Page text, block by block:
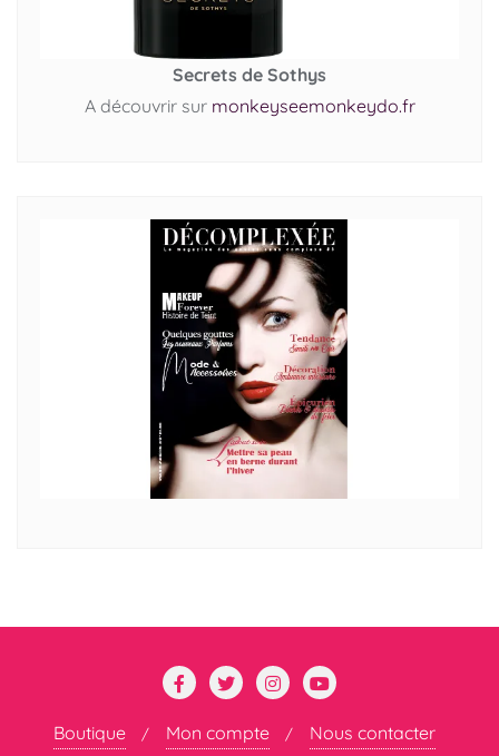
Secrets de Sothys
A découvrir sur monkeyseemonkeydo.fr
Boutique Mon compte
Nous contacter